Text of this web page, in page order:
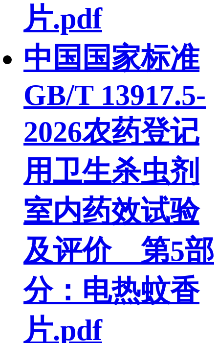
片.pdf
中国国家标准
GB/T 13917.5-
2026农药登记
用卫生杀虫剂
室内药效试验
及评价 第5部
分：电热蚊香
片.pdf